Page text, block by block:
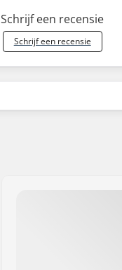
Schrijf een recensie
Schrijf een recensie